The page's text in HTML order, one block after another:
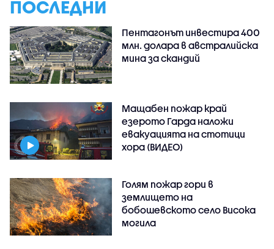
ПОСЛЕДНИ
Пентагонът инвестира 400
млн. долара в австралийска
мина за скандий
Мащабен пожар край
езерото Гарда наложи
евакуацията на стотици
хора (ВИДЕО)
Голям пожар гори в
землището на
бобошевското село Висока
могила